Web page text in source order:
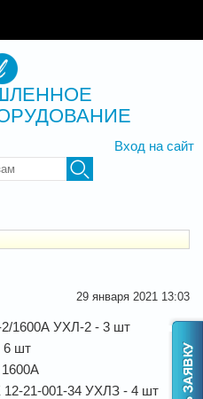
Вход на сайт
слова для
29 января 2021 13:03
1600А УХЛ-2 - 3 шт
6 шт
1600А
12-21-001-34 УХЛЗ - 4 шт